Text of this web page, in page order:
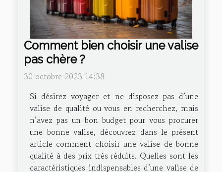
Comment bien choisir une valise
pas chère ?
30 octobre 2023 14:38
Si désirez voyager et ne disposez pas d’une
valise de qualité ou vous en recherchez, mais
n’avez pas un bon budget pour vous procurer
une bonne valise, découvrez dans le présent
article comment choisir une valise de bonne
qualité à des prix très réduits. Quelles sont les
caractéristiques indispensables d’une valise de